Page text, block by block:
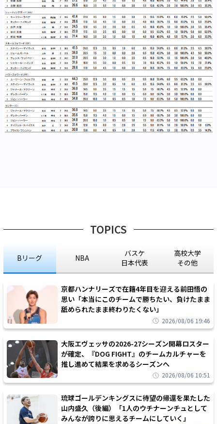
TOPICS
Bリーグ NBA
バスケ
日本代表
高校大学
その他
京都ハンナリーズで在籍4年目を迎える前田悟の
思い「本当にこのチームで勝ちたい、負けたまま
舐められたまま終わりたくない」
2026/08/06 19:46
大阪エヴェッサの2026-27シーズン開幕ロスター
が確定、『DOG FIGHT』のチームカルチャーを
推し進めて結果を求めるシーズンへ
2026/08/06 10:51
琉球ゴールデンキングスに待望の帰還を果たした
山内盛久（後編）「1人のウチナーンチュとして
みんなが誇りに思えるチームにしていく」